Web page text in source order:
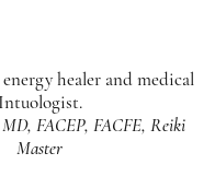
healer and medical
Intuologist.
FACEP, FACFE, Reiki
Master